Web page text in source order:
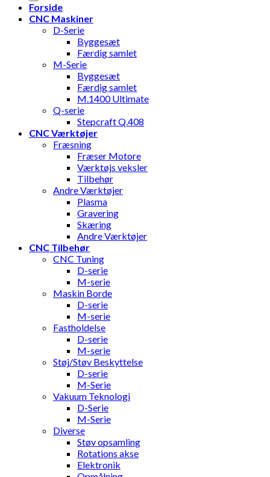
Forside
CNC Maskiner
D-Serie
Byggesæt
Færdig samlet
M-Serie
Byggesæt
Færdig samlet
M.1400 Ultimate
Q-serie
Stepcraft Q.408
CNC Værktøjer
Fræsning
Fræser Motore
Værktøjs veksler
Tilbehør
Andre Værktøjer
Plasma
Gravering
Skæring
Andre Værktøjer
CNC Tilbehør
CNC Tuning
D-serie
M-serie
Maskin Borde
D-serie
M-serie
Fastholdelse
D-serie
M-serie
Støj/Støv Beskyttelse
D-serie
M-Serie
Vakuum Teknologi
D-Serie
M-Serie
Diverse
Støv opsamling
Rotations akse
Elektronik